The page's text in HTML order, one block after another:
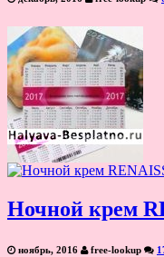
Ночной крем
ноябрь, 2016 free-lookup